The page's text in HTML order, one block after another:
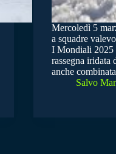
Mercoledì 5
a squadre
I Mondiali 2025
rassegna iridata
anche
Salvo